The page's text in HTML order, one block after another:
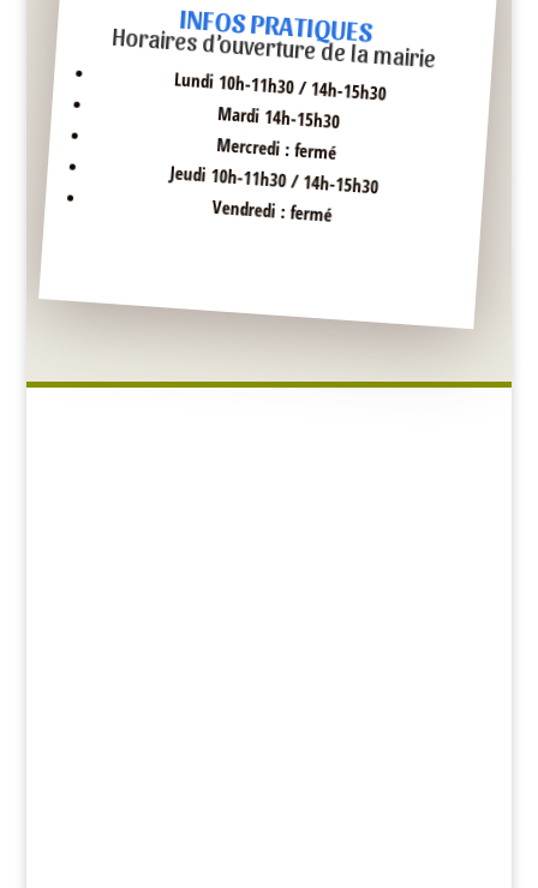
INFOS PRATIQUES
Horaires d’ouverture de la mairie
Lundi 10h-11h30 / 14h-15h30
Mardi 14h-15h30
Mercredi : fermé
Jeudi 10h-11h30 / 14h-15h30
Vendredi : fermé